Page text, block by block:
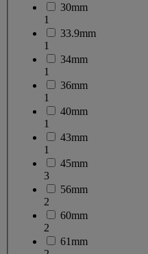
30mm
1
33.9mm
1
34mm
1
36mm
1
40mm
1
43mm
1
45mm
3
56mm
2
60mm
2
61mm